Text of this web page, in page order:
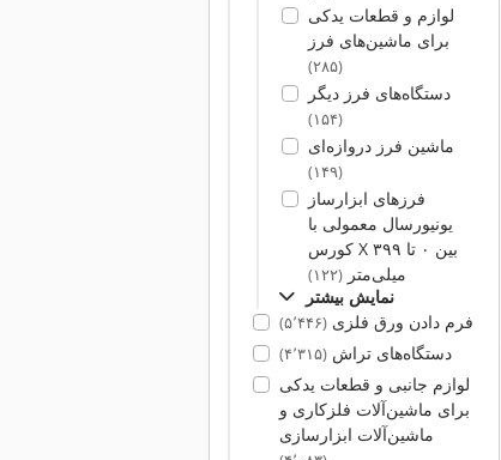
لوازم و قطعات یدکی
برای ماشین‌های فرز
(۲۸۵)
دستگاه‌های فرز دیگر
(۱۵۴)
ماشین‌ فرز دروازه‌ای
(۱۴۹)
فرزهای ابزارساز
یونیورسال معمولی با
کورس X بین ۰ تا ۳۹۹
میلی‌متر(۱۲۲)
نمایش بیشتر
فرم دادن ورق فلزی(۵٬۴۴۶)
دستگاه‌های تراش(۴٬۳۱۵)
لوازم جانبی و قطعات یدکی
برای ماشین‌آلات فلزکاری و
ماشین‌آلات ابزارسازی